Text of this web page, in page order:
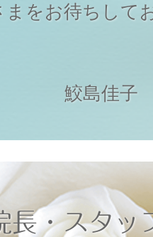
まをお待ちして
鮫島佳子
長・スタッ